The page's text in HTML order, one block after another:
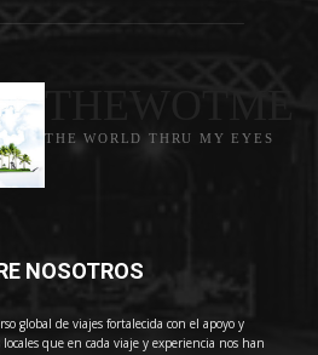
THE WORLD THRU MY EYES
NOSOTROS
global de viajes fortalecida con el apoyo y
que en cada viaje y experiencia nos han